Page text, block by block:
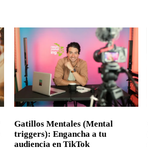
Gatillos Mentales (Mental
triggers): Engancha a tu
audiencia en TikTok